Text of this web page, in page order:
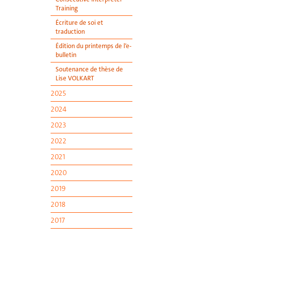
Training
Écriture de soi et
traduction
Édition du printemps de l’e-
bulletin
Soutenance de thèse de
Lise VOLKART
2025
2024
2023
2022
2021
2020
2019
2018
2017